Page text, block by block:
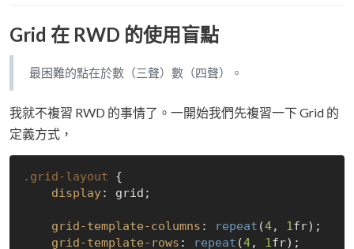
Grid 在 RWD 的使用盲點
最困難的點在於數（三聲）數（四聲）。
我就不複習 RWD 的事情了。一開始我們先複習一下 Grid 的
定義方式，
.grid-layout {
display: grid;
grid-template-columns : repeat (4, 1fr);
grid-template-rows : repeat (4, 1fr);